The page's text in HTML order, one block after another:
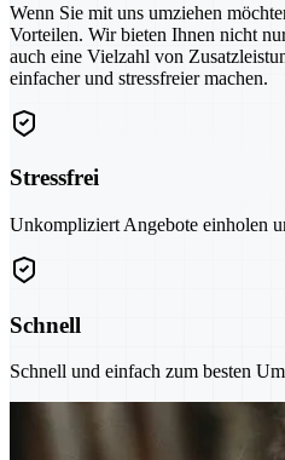
Wenn Sie mit uns umziehen
Vorteilen. Wir bieten Ihnen nicht
auch eine Vielzahl von
einfacher und stressfreier machen.
Stressfrei
Unkompliziert Angebote einholen
Schnell
Schnell und einfach zum besten